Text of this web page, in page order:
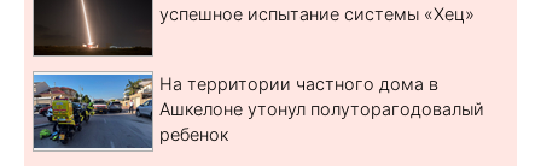
успешное испытание системы «Хец»
На территории частного дома в
Ашкелоне утонул полуторагодовалый
ребенок